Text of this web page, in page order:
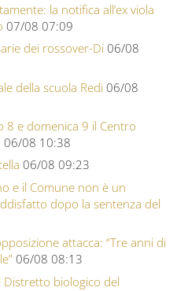
la notifica all’ex viola
07/08 07:09
dei rossover-Di 06/08
della scuola Redi 06/08
8 e domenica 9 il Centro
06/08 10:38
06/08 09:23
e il Comune non è un
dopo la sentenza del
attacca: “Tre anni di
06/08 08:13
Distretto biologico del